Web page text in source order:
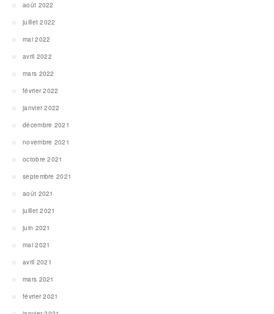
août 2022
juillet 2022
mai 2022
avril 2022
mars 2022
février 2022
janvier 2022
décembre 2021
novembre 2021
octobre 2021
septembre 2021
août 2021
juillet 2021
juin 2021
mai 2021
avril 2021
mars 2021
février 2021